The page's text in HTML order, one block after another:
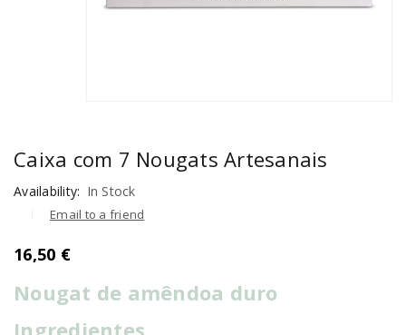
Caixa com 7 Nougats Artesanais
Availability: In Stock
Email to a friend
16,50 €
Nougat de amêndoa duro